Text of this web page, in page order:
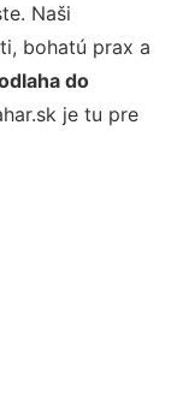
Naši
bohatú prax a
do
je tu pre